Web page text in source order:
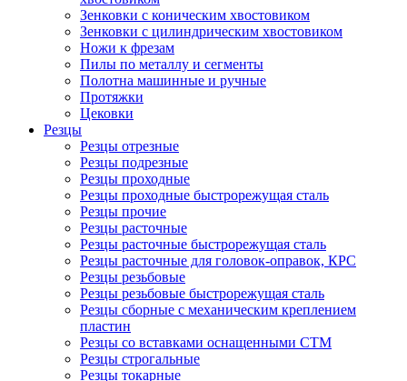
Зенковки с коническим хвостовиком
Зенковки с цилиндрическим хвостовиком
Ножи к фрезам
Пилы по металлу и сегменты
Полотна машинные и ручные
Протяжки
Цековки
Резцы
Резцы отрезные
Резцы подрезные
Резцы проходные
Резцы проходные быстрорежущая сталь
Резцы прочие
Резцы расточные
Резцы расточные быстрорежущая сталь
Резцы расточные для головок-оправок, КРС
Резцы резьбовые
Резцы резьбовые быстрорежущая сталь
Резцы сборные с механическим креплением
пластин
Резцы со вставками оснащенными СТМ
Резцы строгальные
Резцы токарные